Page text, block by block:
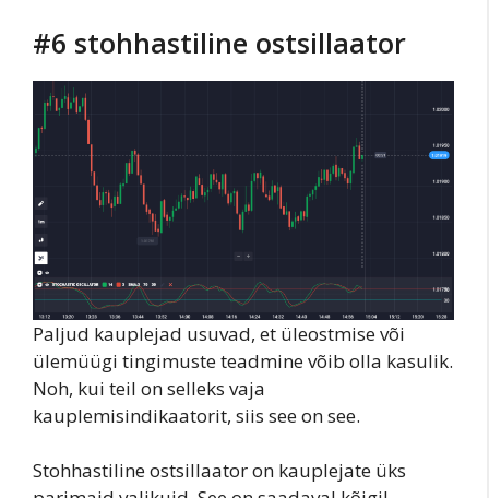
#6 stohhastiline ostsillaator
Paljud kauplejad usuvad, et üleostmise või
ülemüügi tingimuste teadmine võib olla kasulik.
Noh, kui teil on selleks vaja
kauplemisindikaatorit, siis see on see.
Stohhastiline ostsillaator on kauplejate üks